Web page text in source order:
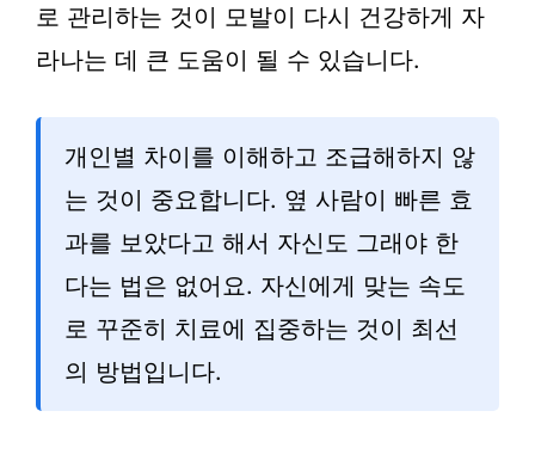
로 관리하는 것이 모발이 다시 건강하게 자
라나는 데 큰 도움이 될 수 있습니다.
개인별 차이를 이해하고 조급해하지 않
는 것이 중요합니다. 옆 사람이 빠른 효
과를 보았다고 해서 자신도 그래야 한
다는 법은 없어요. 자신에게 맞는 속도
로 꾸준히 치료에 집중하는 것이 최선
의 방법입니다.